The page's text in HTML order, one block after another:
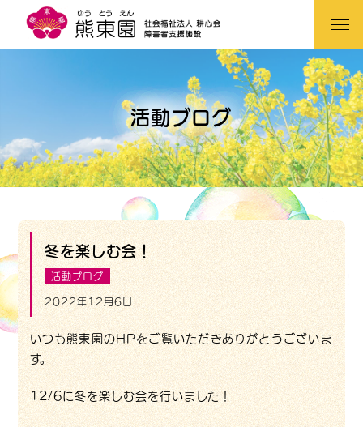
活動ブログ
冬を楽しむ会！
活動ブログ
2022年12月6日
いつも熊東園のHPをご覧いただきありがとうございま
す。
12/6に冬を楽しむ会を行いました！